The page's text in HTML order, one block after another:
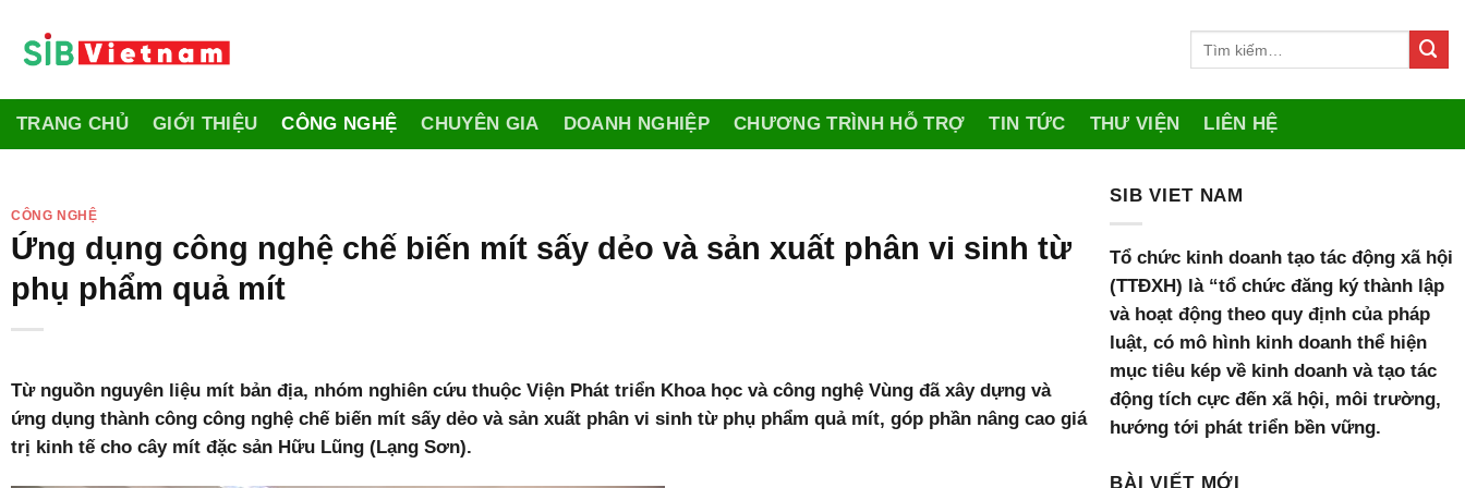
content
TRANG CHỦ GIỚI THIỆU CÔNG NGHỆ CHUYÊN GIA DOANH NGHIỆP CHƯƠNG TRÌNH HỖ TRỢ TIN TỨC THƯ VIỆN LIÊN HỆ
CÔNG NGHỆ
Ứng dụng công nghệ chế biến mít sấy dẻo và sản xuất phân vi sinh từ
phụ phẩm quả mít
Từ nguồn nguyên liệu mít bản địa, nhóm nghiên cứu thuộc Viện Phát triển Khoa học và công nghệ Vùng đã xây dựng và
ứng dụng thành công công nghệ chế biến mít sấy dẻo và sản xuất phân vi sinh từ phụ phẩm quả mít, góp phần nâng cao giá
trị kinh tế cho cây mít đặc sản Hữu Lũng (Lạng Sơn).
SIB VIET NAM
Tổ chức kinh doanh tạo tác động xã hội
(TTĐXH) là “tổ chức đăng ký thành lập
và hoạt động theo quy định của pháp
luật, có mô hình kinh doanh thể hiện
mục tiêu kép về kinh doanh và tạo tác
động tích cực đến xã hội, môi trường,
hướng tới phát triển bền vững.
BÀI VIẾT MỚI